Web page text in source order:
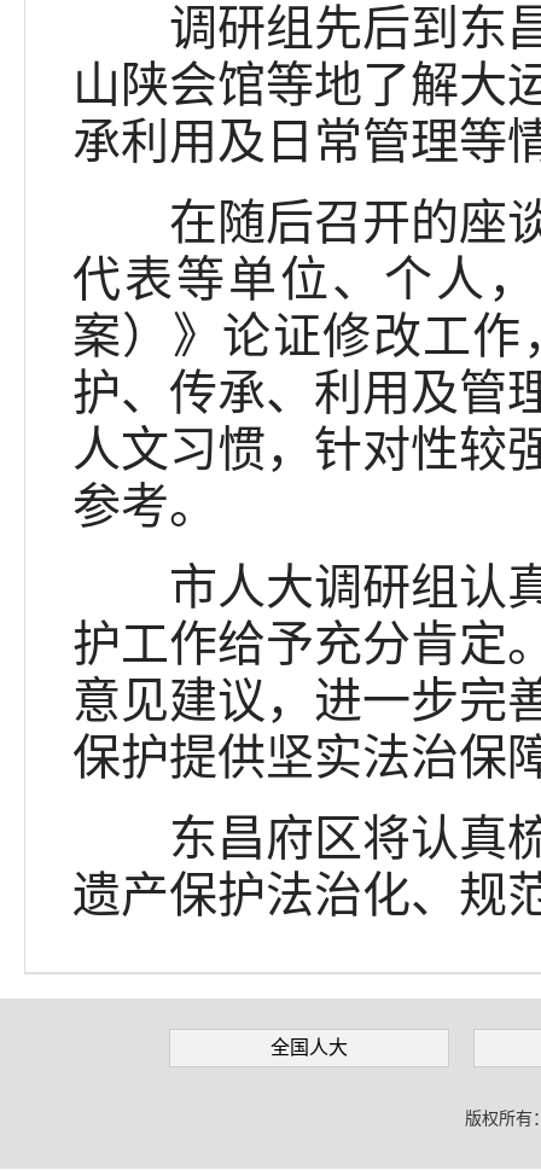
调研组先后到东昌
山陕会馆等地了解大
承利用及日常管理等
在随后召开的座谈
代表等单位、个人
案）》论证修改工
护、传承、利用及管
人文习惯，针对性较
参考。
市人大调研组认真
护工作给予充分肯定
意见建议，进一步完
保护提供坚实法治保
东昌府区将认真梳
遗产保护法治化、规
全国人大
版权所